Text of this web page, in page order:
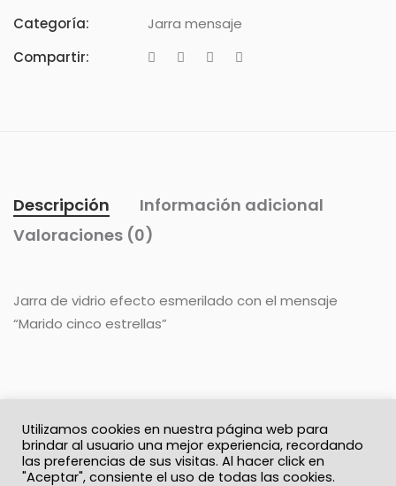
Categoría:
Jarra mensaje
Compartir:
Descripción
Información adicional
Valoraciones (0)
Jarra de vidrio efecto esmerilado con el mensaje
“Marido cinco estrellas”
© 2026 Solo Recuerdos
Utilizamos cookies en nuestra página web para
brindar al usuario una mejor experiencia, recordando
las preferencias de sus visitas. Al hacer click en
"Aceptar", consiente el uso de todas las cookies.